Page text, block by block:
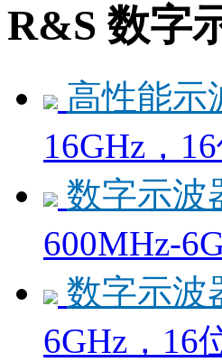
R&S 数字
高性能示
16GHz，
数字示波
600MHz-
数字示波
6GHz，16